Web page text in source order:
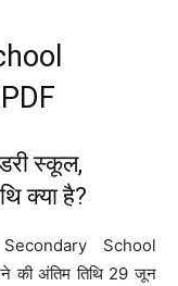
स्कूल,
क्या है?
School
अंतिम तिथि 29 जून